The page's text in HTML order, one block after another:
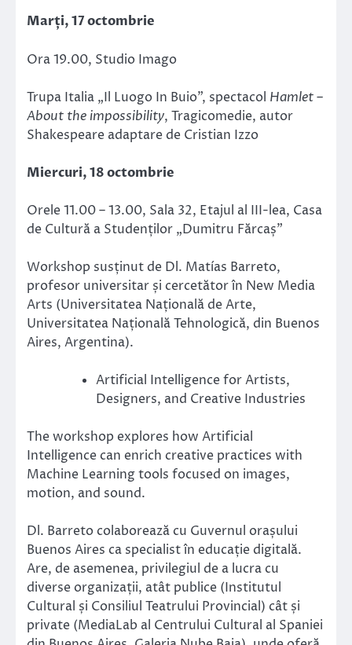
Marți, 17 octombrie
Ora 19.00, Studio Imago
Trupa Italia „Il Luogo In Buio”, spectacol Hamlet –
About the impossibility, Tragicomedie, autor
Shakespeare adaptare de Cristian Izzo
Miercuri, 18 octombrie
Orele 11.00 – 13.00, Sala 32, Etajul al III-lea, Casa
de Cultură a Studenților „Dumitru Fărcaș”
Workshop susținut de Dl. Matías Barreto,
profesor universitar și cercetător în New Media
Arts (Universitatea Națională de Arte,
Universitatea Națională Tehnologică, din Buenos
Aires, Argentina).
Artificial Intelligence for Artists,
Designers, and Creative Industries
The workshop explores how Artificial
Intelligence can enrich creative practices with
Machine Learning tools focused on images,
motion, and sound.
Dl. Barreto colaborează cu Guvernul orașului
Buenos Aires ca specialist în educație digitală.
Are, de asemenea, privilegiul de a lucra cu
diverse organizații, atât publice (Institutul
Cultural și Consiliul Teatrului Provincial) cât și
private (MediaLab al Centrului Cultural al Spaniei